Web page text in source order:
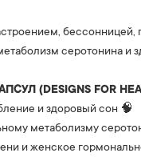
серотонина и
(DESIGNS FOR
и здоровый сон 🧠
метаболизму
и женское